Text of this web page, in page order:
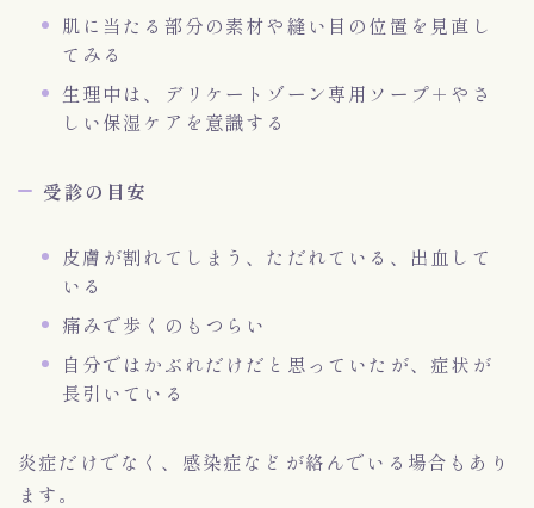
肌に当たる部分の素材や縫い目の位置を見直し
てみる
生理中は、デリケートゾーン専用ソープ＋やさ
しい保湿ケアを意識する
受診の目安
皮膚が割れてしまう、ただれている、出血して
いる
痛みで歩くのもつらい
自分ではかぶれだけだと思っていたが、症状が
長引いている
炎症だけでなく、感染症などが絡んでいる場合もあり
ます。